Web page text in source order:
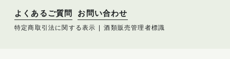
よくあるご質問 お問い合わせ
特定商取引法に関する表示 酒類販売管理者標識